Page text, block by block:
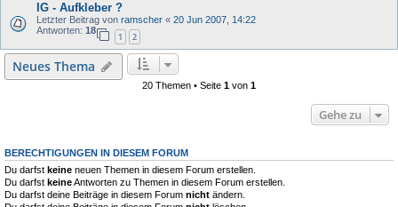
IG - Aufkleber ?
Letzter Beitrag von ramscher « 20 Jun 2007, 14:22
Antworten: 18
1 2
Neues Thema
20 Themen • Seite 1 von 1
Gehe zu
BERECHTIGUNGEN IN DIESEM FORUM
Du darfst keine neuen Themen in diesem Forum erstellen.
Du darfst keineAntworten zu Themen in diesem Forum erstellen.
Du darfst deine Beiträge in diesem Forum nicht ändern.